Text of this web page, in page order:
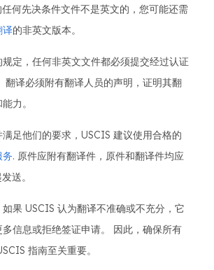
何先决条件文件不是英文的，您可能还需
译的非英文版本。
定，任何非英文文件都必须提交经过认证
翻译必须附有翻译人员的声明，证明其翻
力。
足他们的要求，USCIS 建议使用合格的
务. 原件应附有翻译件，原件和翻译件均应
送。
果 USCIS 认为翻译不准确或不充分，它
信息或拒绝签证申请。 因此，确保所有
指南至关重要。